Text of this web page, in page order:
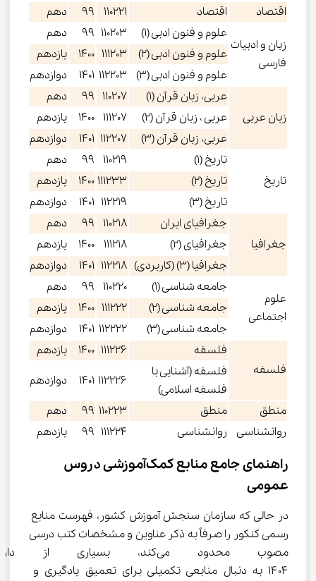
اقتصاد
اقتصاد 110221
99 دهم
زبان و ادبیات
فارسی
علوم و فنون ادبی (1) 110203
99
دهم
علوم و فنون ادبی (2)
111203
1400
یازدهم
علوم و فنون ادبی (3)
112203
1401 دوازدهم
زبان عربی
عربی، زبان قرآن (1) 110207
99
دهم
عربی ، زبان قرآن (2)
111207
1400
یازدهم
عربی، زبان قرآن (3)
112207
1401 دوازدهم
تاریخ
تاریخ (1) 110219
99
دهم
تاریخ (2)
111233
1400
یازدهم
تاریخ (3)
112219
1401 دوازدهم
جغرافیا
جغرافیای ایران 110218
99
دهم
جغرافیای (2)
111218
1400
یازدهم
جغرافیا (3) (کاربردی)
112218
1401 دوازدهم
علوم
اجتماعی
جامعه­ شناسی (1) 110220
99
دهم
جامعه ­شناسی (2)
111222
1400
یازدهم
جامعه ­شناسی (3)
112222
1401 دوازدهم
فلسفه
فلسفه 111226
1400
یازدهم
فلسفه (آشنایی با
فلسفه اسلامی)
112226
1401
دوازدهم
منطق
منطق 110223
99
دهم
روان­شناسی
روان­شناسی 111224
99 یازدهم
راهنمای جامع منابع کمک‌آموزشی دروس
عمومی
در حالی که سازمان سنجش آموزش کشور، فهرست منابع
رسمی کنکور را صرفاً به ذکر عناوین و مشخصات کتب درسی
مصوب محدود می‌کند، بسیاری
۱۴۰۴ به دنبال منابعی تکمیلی برای تعمیق یادگیری و